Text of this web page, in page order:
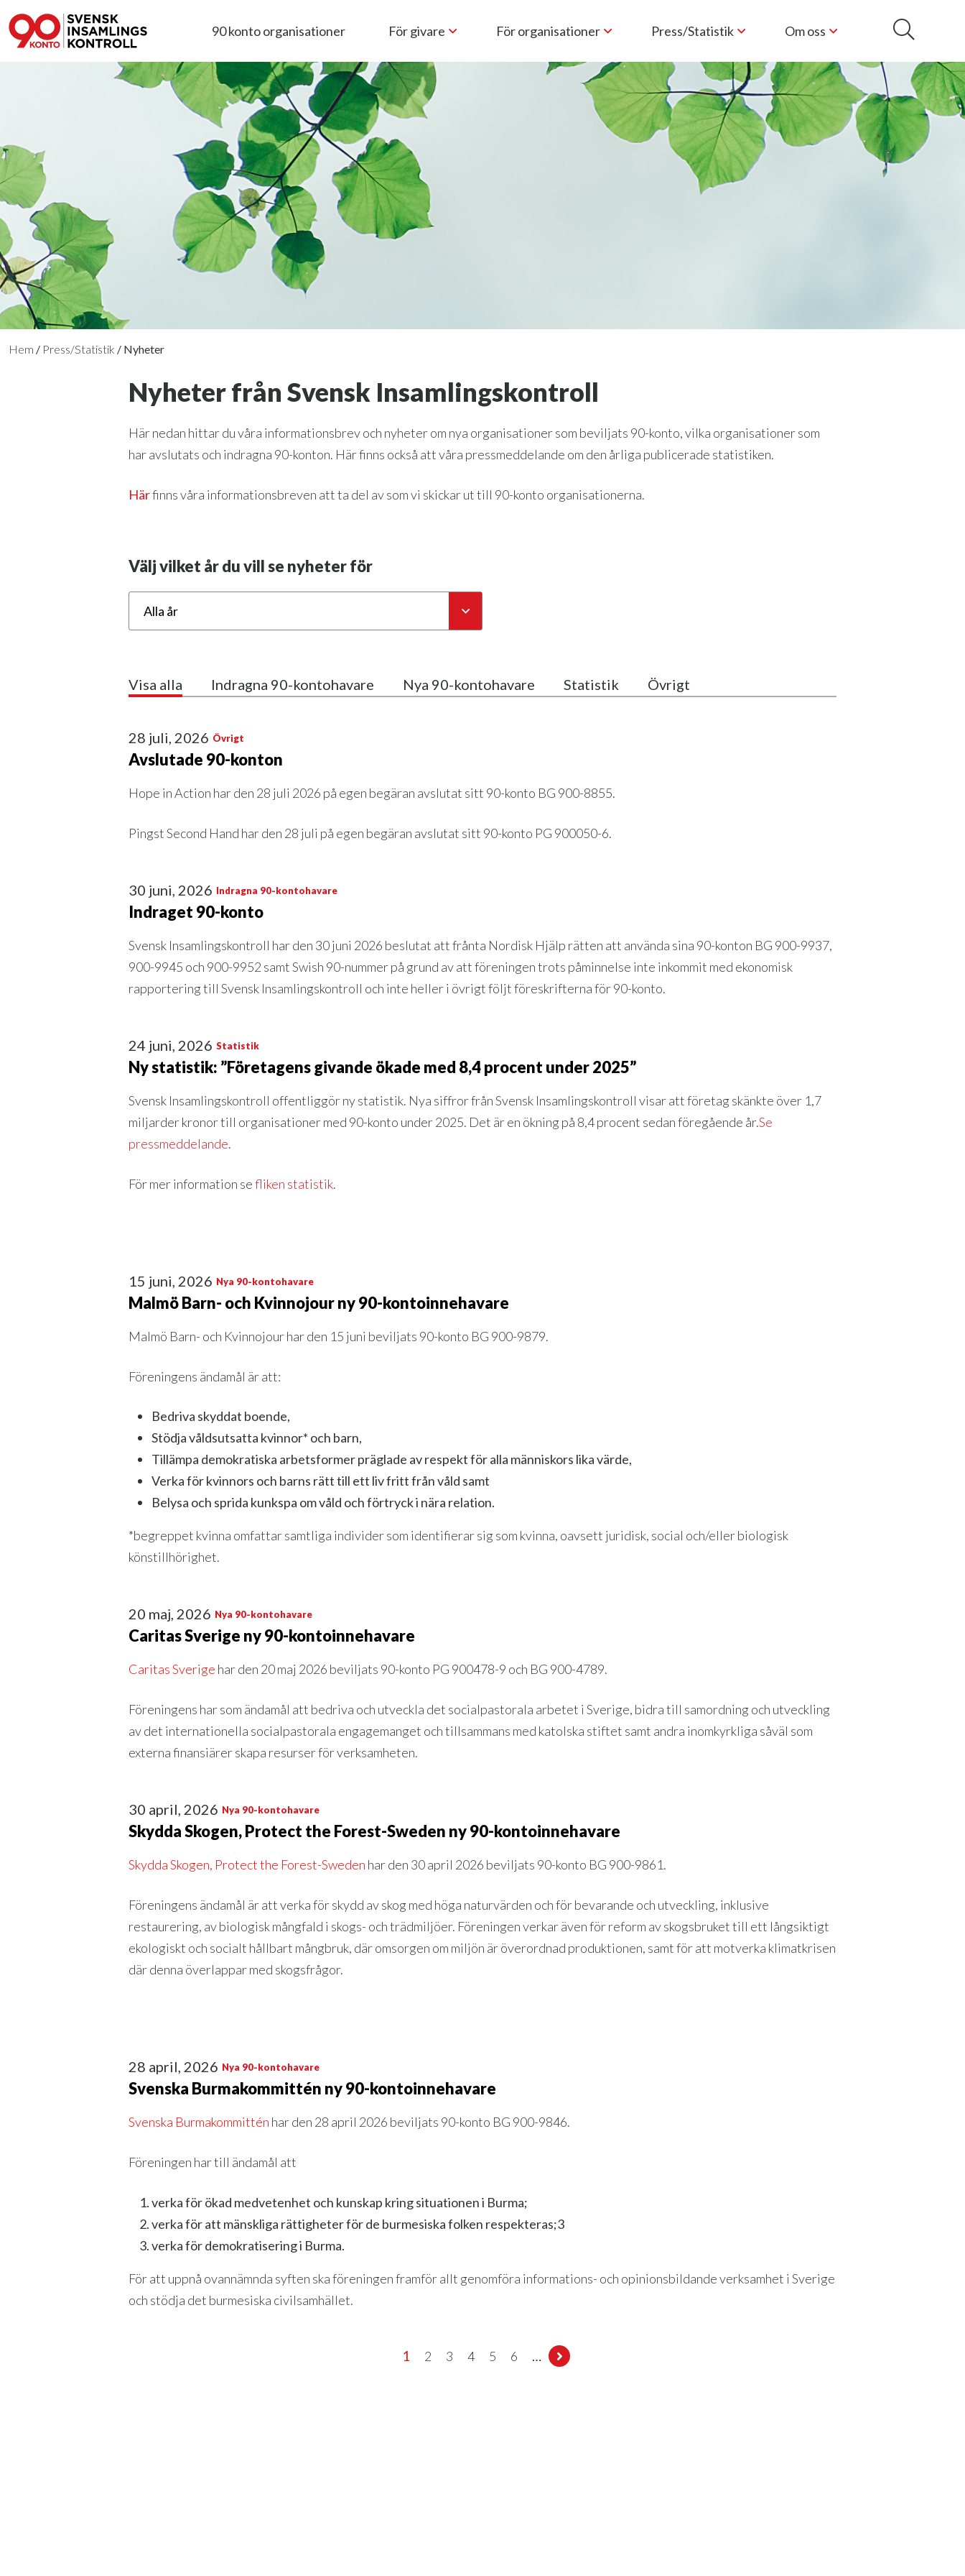
90 konto organisationer För givare För organisationer Press/Statistik Om oss
Hem / Press/Statistik / Nyheter
Nyheter från Svensk Insamlingskontroll
Här nedan hittar du våra informationsbrev och nyheter om nya organisationer som beviljats 90-konto, vilka organisationer som
har avslutats och indragna 90-konton. Här finns också att våra pressmeddelande om den årliga publicerade statistiken.
Härfinns våra informationsbreven att ta del av som vi skickar ut till 90-konto organisationerna.
Välj vilket år du vill se nyheter för
Alla år
Visa alla Indragna 90-kontohavare Nya 90-kontohavare Statistik Övrigt
28 juli, 2026 Övrigt
Avslutade 90-konton
Hope in Action har den 28 juli 2026 på egen begäran avslutat sitt 90-konto BG 900-8855.
Pingst Second Hand har den 28 juli på egen begäran avslutat sitt 90-konto PG 900050-6.
30 juni, 2026 Indragna 90-kontohavare
Indraget 90-konto
Svensk Insamlingskontroll har den 30 juni 2026 beslutat att frånta Nordisk Hjälp rätten att använda sina 90-konton BG 900-9937,
900-9945 och 900-9952 samt Swish 90-nummer på grund av att föreningen trots påminnelse inte inkommit med ekonomisk
rapportering till Svensk Insamlingskontroll och inte heller i övrigt följt föreskrifterna för 90-konto.
24 juni, 2026 Statistik
Ny statistik: ”Företagens givande ökade med 8,4 procent under 2025”
Svensk Insamlingskontroll offentliggör ny statistik. Nya siffror från Svensk Insamlingskontroll visar att företag skänkte över 1,7
miljarder kronor till organisationer med 90-konto under 2025. Det är en ökning på 8,4 procent sedan föregående år.Se
pressmeddelande.
För mer information sefliken statistik.
15 juni, 2026 Nya 90-kontohavare
Malmö Barn- och Kvinnojour ny 90-kontoinnehavare
Malmö Barn- och Kvinnojour har den 15 juni beviljats 90-konto BG 900-9879.
Föreningens ändamål är att:
Bedriva skyddat boende,
Stödja våldsutsatta kvinnor* och barn,
Tillämpa demokratiska arbetsformer präglade av respekt för alla människors lika värde,
Verka för kvinnors och barns rätt till ett liv fritt från våld samt
Belysa och sprida kunkspa om våld och förtryck i nära relation.
*begreppet kvinna omfattar samtliga individer som identifierar sig som kvinna, oavsett juridisk, social och/eller biologisk
könstillhörighet.
20 maj, 2026 Nya 90-kontohavare
Caritas Sverige ny 90-kontoinnehavare
Caritas Sverige har den 20 maj 2026 beviljats 90-konto PG 900478-9 och BG 900-4789.
Föreningens har som ändamål att bedriva och utveckla det socialpastorala arbetet i Sverige, bidra till samordning och utveckling
av det internationella socialpastorala engagemanget och tillsammans med katolska stiftet samt andra inomkyrkliga såväl som
externa finansiärer skapa resurser för verksamheten.
30 april, 2026 Nya 90-kontohavare
Skydda Skogen, Protect the Forest-Sweden ny 90-kontoinnehavare
Skydda Skogen, Protect the Forest-Sweden har den 30 april 2026 beviljats 90-konto BG 900-9861.
Föreningens ändamål är att verka för skydd av skog med höga naturvärden och för bevarande och utveckling, inklusive
restaurering, av biologisk mångfald i skogs- och trädmiljöer. Föreningen verkar även för reform av skogsbruket till ett långsiktigt
ekologiskt och socialt hållbart mångbruk, där omsorgen om miljön är överordnad produktionen, samt för att motverka klimatkrisen
där denna överlappar med skogsfrågor.
28 april, 2026 Nya 90-kontohavare
Svenska Burmakommittén ny 90-kontoinnehavare
Svenska Burmakommittén har den 28 april 2026 beviljats 90-konto BG 900-9846.
Föreningen har till ändamål att
verka för ökad medvetenhet och kunskap kring situationen i Burma;
verka för att mänskliga rättigheter för de burmesiska folken respekteras;3
verka för demokratisering i Burma.
För att uppnå ovannämnda syften ska föreningen framför allt genomföra informations- och opinionsbildande verksamhet i Sverige
och stödja det burmesiska civilsamhället.
1 2 3 4 5 6 …